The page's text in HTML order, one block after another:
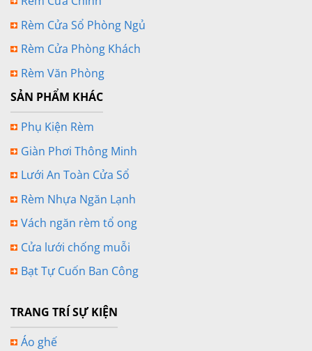
Rèm Cửa Sổ Phòng Ngủ
Rèm Cửa Phòng Khách
Rèm Văn Phòng
SẢN PHẨM KHÁC
Phụ Kiện Rèm
Giàn Phơi Thông Minh
Lưới An Toàn Cửa Sổ
Rèm Nhựa Ngăn Lạnh
Vách ngăn rèm tổ ong
Cửa lưới chống muỗi
Bạt Tự Cuốn Ban Công
TRANG TRÍ SỰ KIỆN
Áo ghế